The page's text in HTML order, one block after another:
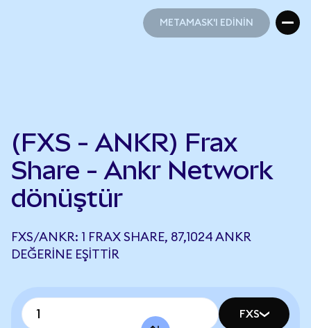
METAMASK'I EDİNİN
(FXS - ANKR) Frax
Share - Ankr Network
dönüştür
FXS/ANKR: 1 FRAX SHARE, 87,1024 ANKR
DEĞERINE EŞITTIR
FXS